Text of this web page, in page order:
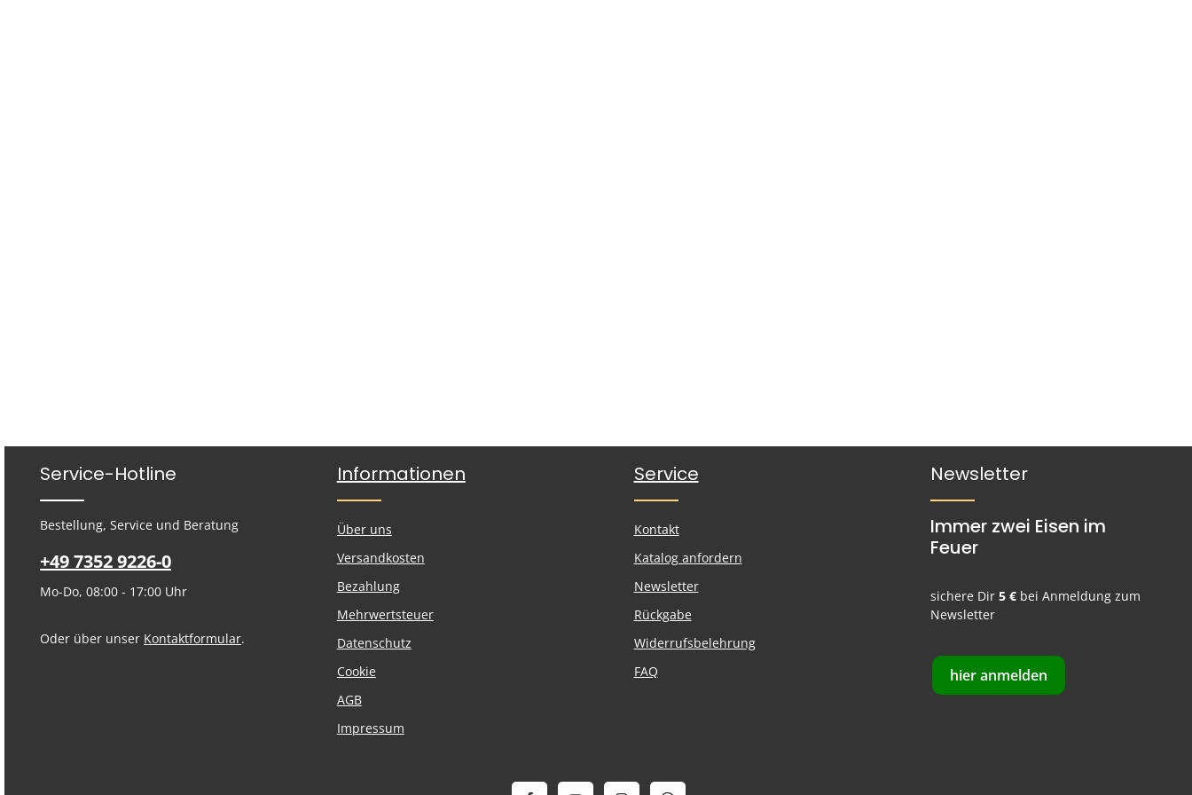
Service-Hotline
Bestellung, Service und Beratung
+49 7352 9226-0
Mo-Do, 08:00 - 17:00 Uhr
Oder über unser Kontaktformular.
Informationen
Über uns
Versandkosten
Bezahlung
Mehrwertsteuer
Datenschutz
Cookie
AGB
Impressum
Service
Kontakt
Katalog anfordern
Newsletter
Rückgabe
Widerrufsbelehrung
FAQ
Newsletter
Immer zwei Eisen im
Feuer
sichere Dir5 € bei Anmeldung zum
Newsletter
hier anmelden